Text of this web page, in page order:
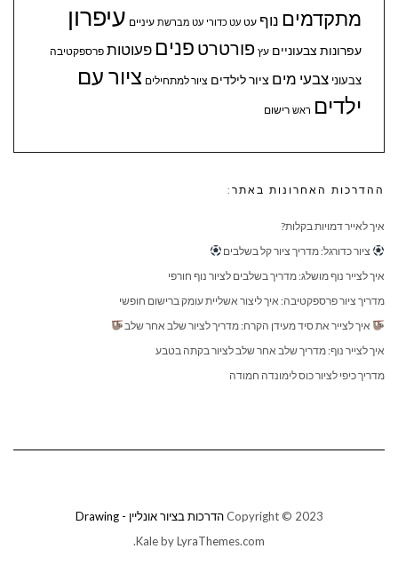
מתקדמים נוף עט עט כדורי עט מברשת עיניים עיפרון
עפרונות צבעוניים עץ פורטרט פנים פעוטות פרספקטיבה
צבעוני צבעי מים ציור לילדים ציור למתחילים ציור עם
ילדים ראש רישום
ההדרכות האחרונות באתר:
איך לאייר דמויות בקלות?
ציור כדורגל: מדריך ציור קל בשלבים
איך לצייר נוף מושלג: מדריך בשלבים לציור נוף חורפי
מדריך ציור פרספקטיבה: איך ליצור אשליית עומק ברישום חופשי
איך לצייר את סיד מעידן הקרח: מדריך לציור שלב אחר שלב
איך לצייר נוף: מדריך שלב אחר שלב לציור בקתה בטבע
מדריך כיפי לציור כוס לימונדה חמודה
Copyright © 2023 הדרכות בציור אונליין - Drawing
Kaleby LyraThemes.com.